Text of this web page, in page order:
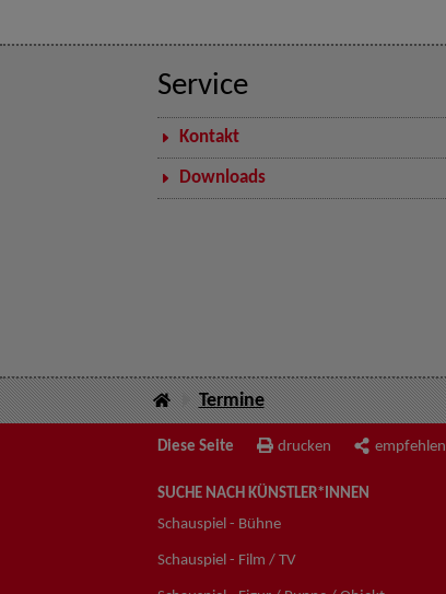
Service
Kontakt
Downloads
Termine
Diese Seite drucken empfehlen
SUCHE NACH KÜNSTLER*INNEN
Schauspiel - Bühne
Schauspiel - Film / TV